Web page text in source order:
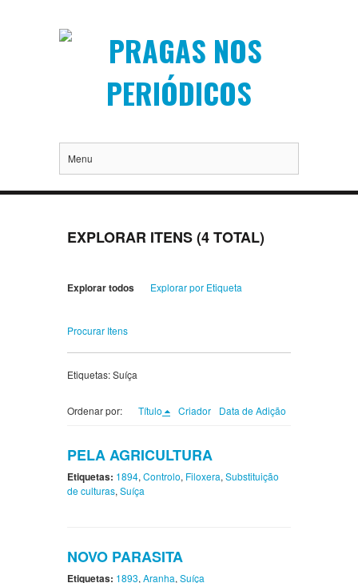
Menu
EXPLORAR ITENS (4 TOTAL)
Explorar todos Explorar por Etiqueta
Procurar Itens
Etiquetas: Suíça
Ordenar por: Título Criador Data de Adição
PELA AGRICULTURA
Etiquetas: 1894, Controlo, Filoxera, Substituição
de culturas, Suíça
NOVO PARASITA
Etiquetas: 1893, Aranha, Suíça